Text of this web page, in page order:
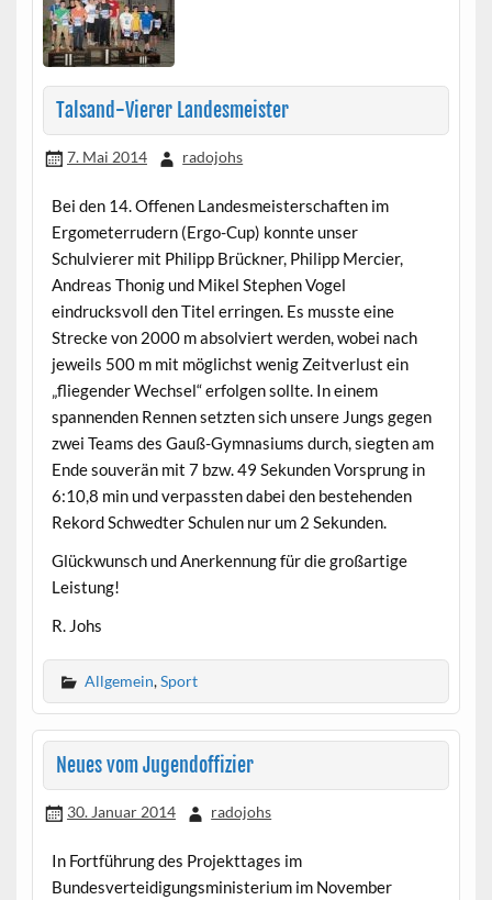
Talsand-Vierer Landesmeister
7. Mai 2014 radojohs
Bei den 14. Offenen Landesmeisterschaften im
Ergometerrudern (Ergo-Cup) konnte unser
Schulvierer mit Philipp Brückner, Philipp Mercier,
Andreas Thonig und Mikel Stephen Vogel
eindrucksvoll den Titel erringen. Es musste eine
Strecke von 2000 m absolviert werden, wobei nach
jeweils 500 m mit möglichst wenig Zeitverlust ein
„fliegender Wechsel“ erfolgen sollte. In einem
spannenden Rennen setzten sich unsere Jungs gegen
zwei Teams des Gauß-Gymnasiums durch, siegten am
Ende souverän mit 7 bzw. 49 Sekunden Vorsprung in
6:10,8 min und verpassten dabei den bestehenden
Rekord Schwedter Schulen nur um 2 Sekunden.
Glückwunsch und Anerkennung für die großartige
Leistung!
R. Johs
Allgemein,Sport
Neues vom Jugendoffizier
30. Januar 2014 radojohs
In Fortführung des Projekttages im
Bundesverteidigungsministerium im November